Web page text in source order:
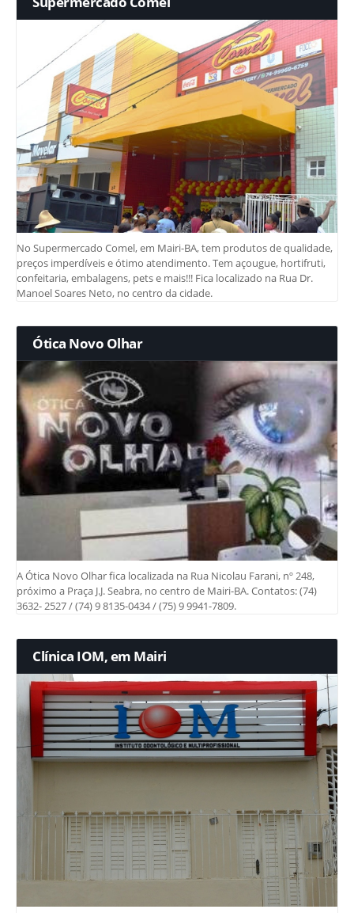
No Supermercado Comel, em Mairi-BA, tem produtos de qualidade,
preços imperdíveis e ótimo atendimento. Tem açougue, hortifruti,
confeitaria, embalagens, pets e mais!!! Fica localizado na Rua Dr.
Manoel Soares Neto, no centro da cidade.
Ótica Novo Olhar
A Ótica Novo Olhar fica localizada na Rua Nicolau Farani, nº 248,
próximo a Praça J.J. Seabra, no centro de Mairi-BA. Contatos: (74)
3632- 2527 / (74) 9 8135-0434 / (75) 9 9941-7809.
Clínica IOM, em Mairi